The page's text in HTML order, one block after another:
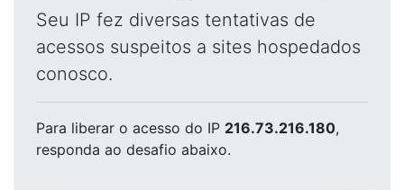
Seu IP fez diversas tentativas de
acessos suspeitos a sites hospedados
conosco.
Para liberar o acesso do IP 216.73.216.180,
responda ao desafio abaixo.